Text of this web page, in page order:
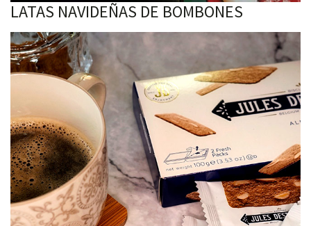
LATAS NAVIDEÑAS DE BOMBONES